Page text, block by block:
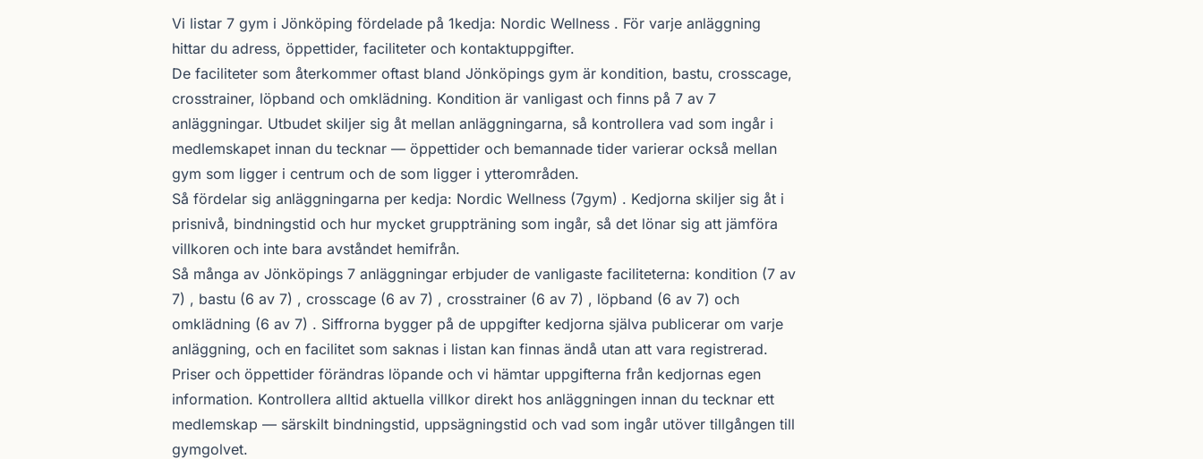
Om gymutbudet i Jönköping
Vi listar 7 gym i Jönköping fördelade på 1kedja: Nordic Wellness . För varje anläggning
hittar du adress, öppettider, faciliteter och kontaktuppgifter.
De faciliteter som återkommer oftast bland Jönköpings gym är kondition, bastu, crosscage,
crosstrainer, löpband och omklädning. Kondition är vanligast och finns på 7 av 7
anläggningar. Utbudet skiljer sig åt mellan anläggningarna, så kontrollera vad som ingår i
medlemskapet innan du tecknar — öppettider och bemannade tider varierar också mellan
gym som ligger i centrum och de som ligger i ytterområden.
Så fördelar sig anläggningarna per kedja: Nordic Wellness (7gym) . Kedjorna skiljer sig åt i
prisnivå, bindningstid och hur mycket gruppträning som ingår, så det lönar sig att jämföra
villkoren och inte bara avståndet hemifrån.
Så många av Jönköpings 7 anläggningar erbjuder de vanligaste faciliteterna: kondition (7 av
7) , bastu (6 av 7) , crosscage (6 av 7) , crosstrainer (6 av 7) , löpband (6 av 7) och
omklädning (6 av 7) . Siffrorna bygger på de uppgifter kedjorna själva publicerar om varje
anläggning, och en facilitet som saknas i listan kan finnas ändå utan att vara registrerad.
Priser och öppettider förändras löpande och vi hämtar uppgifterna från kedjornas egen
information. Kontrollera alltid aktuella villkor direkt hos anläggningen innan du tecknar ett
medlemskap — särskilt bindningstid, uppsägningstid och vad som ingår utöver tillgången till
gymgolvet.